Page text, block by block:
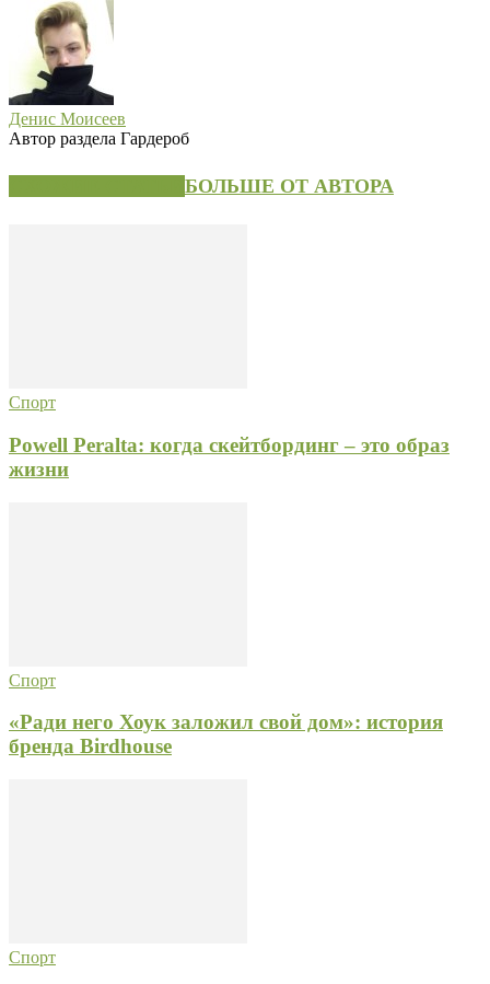
Денис Моисеев
Автор раздела Гардероб
БОЛЬШЕ ОТ АВТОРА
Спорт
Powell Peralta: когда скейтбординг – это образ
жизни
Спорт
«Ради него Хоук заложил свой дом»: история
бренда Birdhouse
Спорт